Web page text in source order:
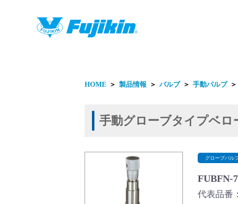
製品情報
製品情報
HOME ＞ 製品情報 ＞ バルブ ＞ 手動バルブ ＞
手動グローブタイプベロ
グローブバル
FUBFN-
代表品番